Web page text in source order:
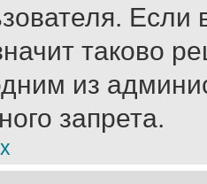
таково
из
запрета.